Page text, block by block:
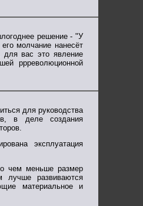
решение - "У
молчание нанесёт
вас это явление
ррреволюционной
для руководства
в деле создания
эксплуатация
чем меньше размер
лучше развиваются
материальное и